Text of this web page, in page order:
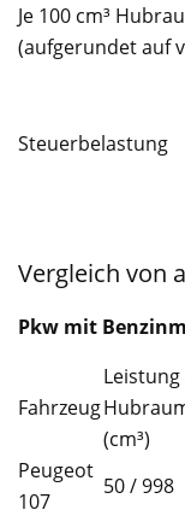
Je 100 cm³
(aufgerundet auf
Steuerbelastung
Vergleich von
Pkw mit
Fahrzeug
Leistung
(cm³)
Peugeot
107
50 / 998